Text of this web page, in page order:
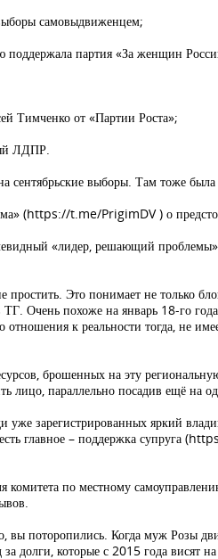
самовыдвиженцем;
поддержала партия «За женщин
Тимченко от «Партии Роста»;
ЛДПР.
сентябрьские выборы. Там тоже
(https://t.me/PrigimDV ) о
«лидер, решающий
Это понимает не только
Очень похоже на январь 18-го
отношения к реальности тогда, не
брошенных на эту
лицо, параллельно посадив ещё на
уже зарегистрированных яркий
главное – поддержка супруга
комитета по местному
вы поторопились. Когда муж Розы
долги, которые с 2015 года